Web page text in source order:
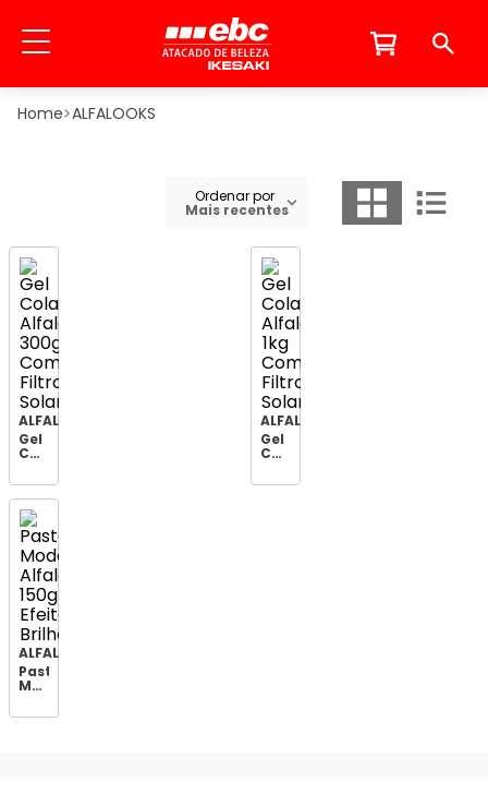
ALFALOOKS
Ordenar por
Mais recentes
ALFALOOKS
Gel
Cola
300g
Com
Filtro
Solar
ALFALOOKS
Gel
Cola
1kg
ALFALOOKS
Pasta
Modeladora
150g